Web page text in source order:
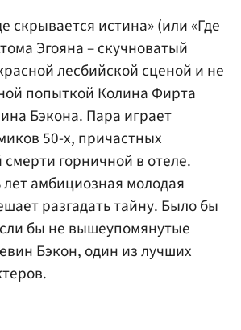
скрывается истина» (или «Где
Эгояна – скучноватый
лесбийской сценой и не
попыткой Колина Фирта
Бэкона. Пара играет
50-х, причастных
горничной в отеле.
амбициозная молодая
разгадать тайну. Было бы
бы не вышеупомянутые
Бэкон, один из лучших